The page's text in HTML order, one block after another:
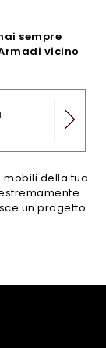
sempre
vicino
della tua
un progetto